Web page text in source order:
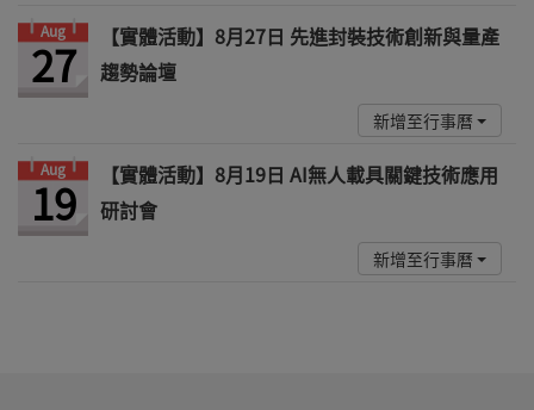
Aug
27
【實體活動】8月27日 先進封裝技術創新與量產
趨勢論壇
新增至行事曆
Aug
19
【實體活動】8月19日 AI無人載具關鍵技術應用
研討會
新增至行事曆